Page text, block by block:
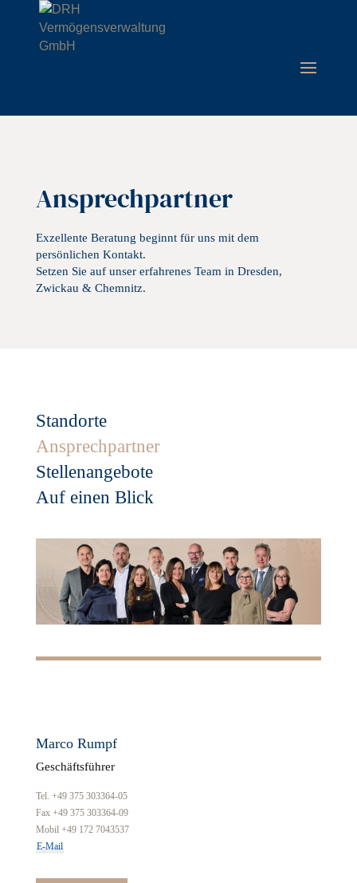
Ansprechpartner
Exzellente Beratung beginnt für uns mit dem
persönlichen Kontakt.
Setzen Sie auf unser erfahrenes Team in Dresden,
Zwickau & Chemnitz.
Standorte
Ansprechpartner
Stellenangebote
Auf einen Blick
Marco Rumpf
Geschäftsführer
Tel. +49 375 303364-05
Fax +49 375 303364-09
Mobil +49 172 7043537
E-Mail